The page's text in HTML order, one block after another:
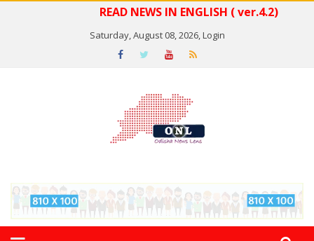
READ NEWS IN ENGLISH ( ver.4.2)
Saturday, August 08, 2026,Login